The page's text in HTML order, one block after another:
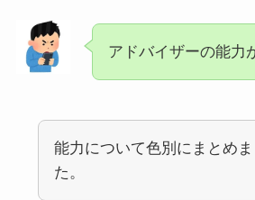
アドバイザーの能力
能力について色別にまとめま
た。